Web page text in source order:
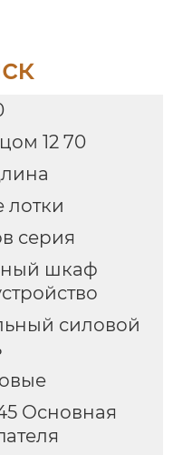
12 70
лотки
серия
шкаф
силовой
Основная